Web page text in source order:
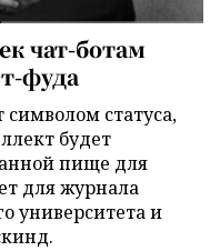
чат-ботам
фуда
символом статуса,
будет
пище для
для журнала
университета и